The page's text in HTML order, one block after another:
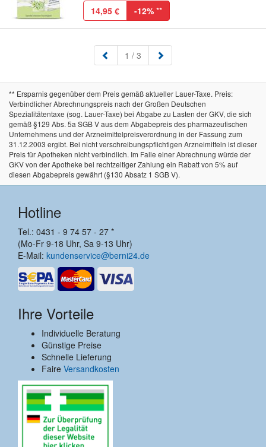
14,95 € -12% **
1 (aktuell)
/ 3
** Ersparnis gegenüber dem Preis gemäß aktueller Lauer-Taxe. Preis:
Verbindlicher Abrechnungspreis nach der Großen Deutschen
Spezialitätentaxe (sog. Lauer-Taxe) bei Abgabe zu Lasten der GKV, die sich
gemäß §129 Abs. 5a SGB V aus dem Abgabepreis des pharmazeutischen
Unternehmens und der Arzneimittelpreisverordnung in der Fassung zum
31.12.2003 ergibt. Bei nicht verschreibungspflichtigen Arzneimitteln ist dieser
Preis für Apotheken nicht verbindlich. Im Falle einer Abrechnung würde der
GKV von der Apotheke bei rechtzeitiger Zahlung ein Rabatt von 5% auf
diesen Abgabepreis gewährt (§130 Absatz 1 SGB V).
Hotline
Tel.: 0431 - 9 74 57 - 27 *
(Mo-Fr 9-18 Uhr, Sa 9-13 Uhr)
E-Mail: kundenservice@berni24.de
Ihre Vorteile
Individuelle Beratung
Günstige Preise
Schnelle Lieferung
Faire Versandkosten